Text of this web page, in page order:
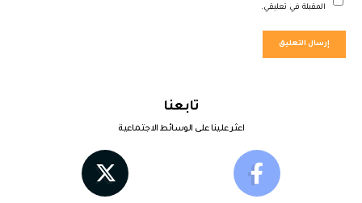
المقبلة في تعليقي.
تابعنا
اعثر علينا على الوسائط الاجتماعية